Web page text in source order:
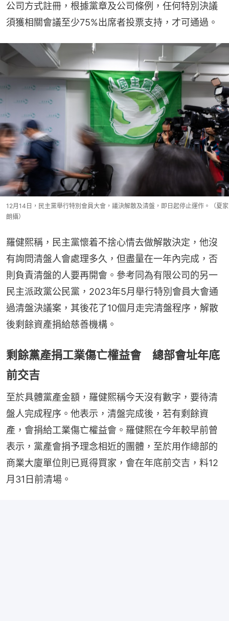
公司方式註冊，根據黨章及公司條例，任何特別決議
須獲相關會議至少75%出席者投票支持，才可通過。
12月14日，民主黨舉行特別會員大會，議決解散及清盤，即日起停止運作。（夏家
朗攝）
羅健熙稱，民主黨懷着不捨心情去做解散決定，他沒
有詢問清盤人會處理多久，但盡量在一年內完成，否
則負責清盤的人要再開會。參考同為有限公司的另一
民主派政黨公民黨，2023年5月舉行特別會員大會通
過清盤決議案，其後花了10個月走完清盤程序，解散
後剩餘資產捐給慈善機構。
剩餘黨產捐工業傷亡權益會 總部會址年底
前交吉
至於具體黨產金額，羅健熙稱今天沒有數字，要待清
盤人完成程序。他表示，清盤完成後，若有剩餘資
產，會捐給工業傷亡權益會。羅健熙在今年較早前曾
表示，黨產會捐予理念相近的團體，至於用作總部的
商業大廈單位則已覓得買家，會在年底前交吉，料12
月31日前清場。